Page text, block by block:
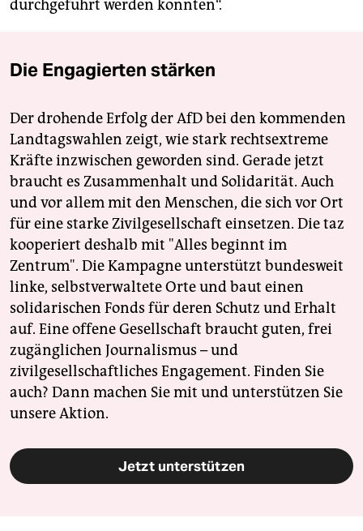
durchgeführt werden konnten“.
Die Engagierten stärken
Der drohende Erfolg der AfD bei den kommenden
Landtagswahlen zeigt, wie stark rechtsextreme
Kräfte inzwischen geworden sind. Gerade jetzt
braucht es Zusammenhalt und Solidarität. Auch
und vor allem mit den Menschen, die sich vor Ort
für eine starke Zivilgesellschaft einsetzen. Die taz
kooperiert deshalb mit "Alles beginnt im
Zentrum". Die Kampagne unterstützt bundesweit
linke, selbstverwaltete Orte und baut einen
solidarischen Fonds für deren Schutz und Erhalt
auf. Eine offene Gesellschaft braucht guten, frei
zugänglichen Journalismus – und
zivilgesellschaftliches Engagement. Finden Sie
auch? Dann machen Sie mit und unterstützen Sie
unsere Aktion.
Jetzt unterstützen